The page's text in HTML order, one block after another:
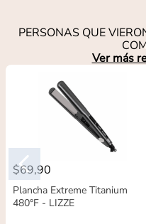
PERSONAS QUE
Ver más
$69,90
Plancha Extreme Titanium
480°F - LIZZE